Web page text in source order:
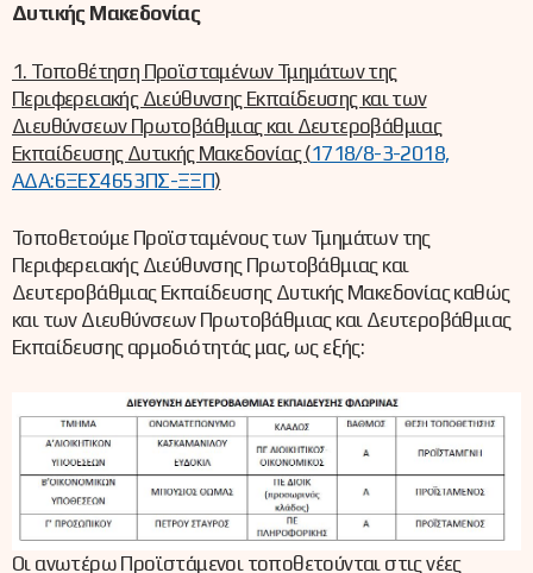
Δυτικής Μακεδονίας
1. Τοποθέτηση Προϊσταμένων Τμημάτων της
Περιφερειακής Διεύθυνσης Εκπαίδευσης και των
Διευθύνσεων Πρωτοβάθμιας και Δευτεροβάθμιας
Εκπαίδευσης Δυτικής Μακεδονίας (1718/8-3-2018,
ΑΔΑ:6ΞΕΣ4653ΠΣ-ΞΞΠ)
Τοποθετούμε Προϊσταμένους των Τμημάτων της
Περιφερειακής Διεύθυνσης Πρωτοβάθμιας και
Δευτεροβάθμιας Εκπαίδευσης Δυτικής Μακεδονίας καθώς
και των Διευθύνσεων Πρωτοβάθμιας και Δευτεροβάθμιας
Εκπαίδευσης αρμοδιότητάς μας, ως εξής:
Οι ανωτέρω Προϊστάμενοι τοποθετούνται στις νέες